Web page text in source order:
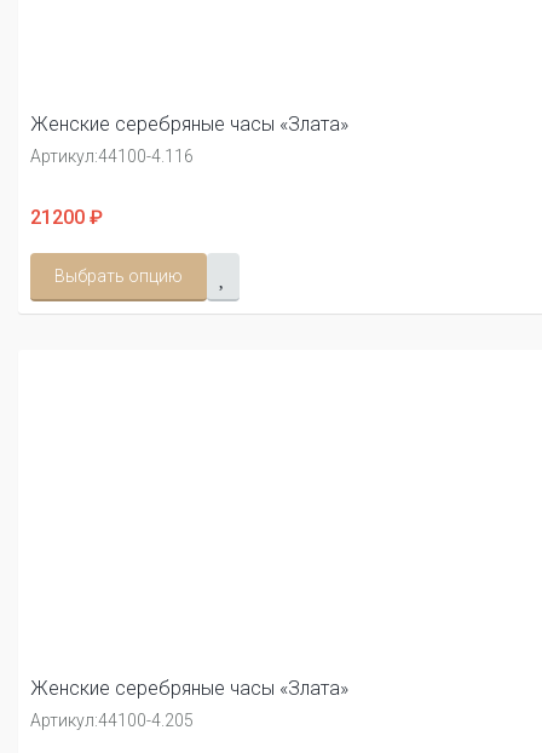
Женские серебряные часы «Злата»
Артикул:44100-4.116
21200 ₽
Выбрать опцию
Женские серебряные часы «Злата»
Артикул:44100-4.205